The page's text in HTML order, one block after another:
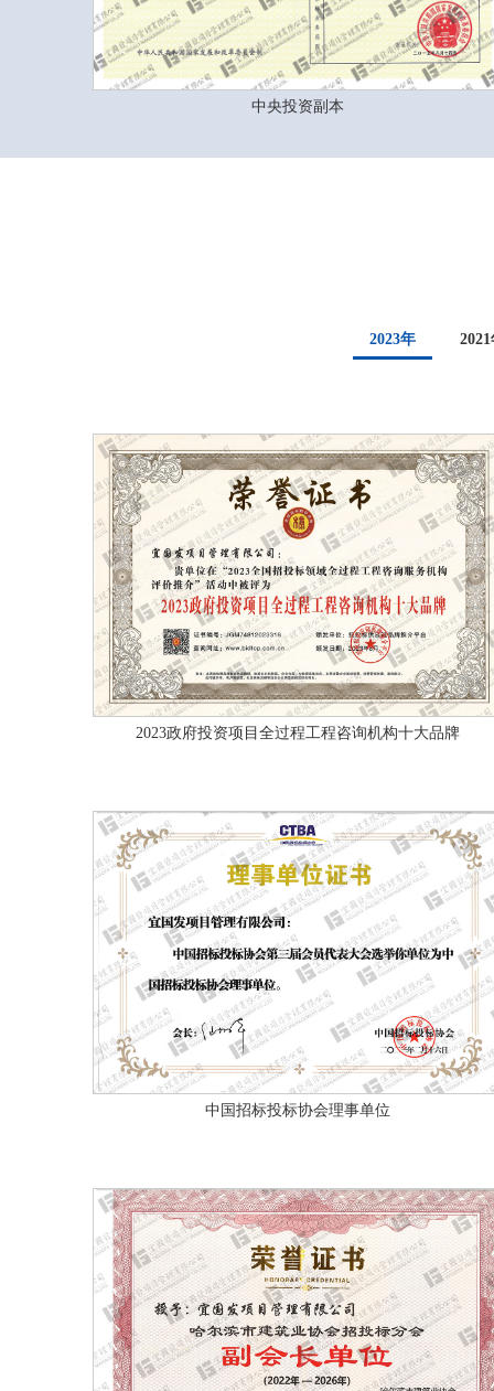
中央投资副本
2023年
2023政府投资项目全过程工程咨询机构十大品牌
中国招标投标协会理事单位